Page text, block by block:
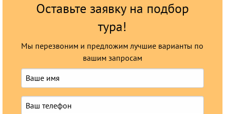
Оставьте заявку на подбор
тура!
Мы перезвоним и предложим лучшие варианты по
вашим запросам